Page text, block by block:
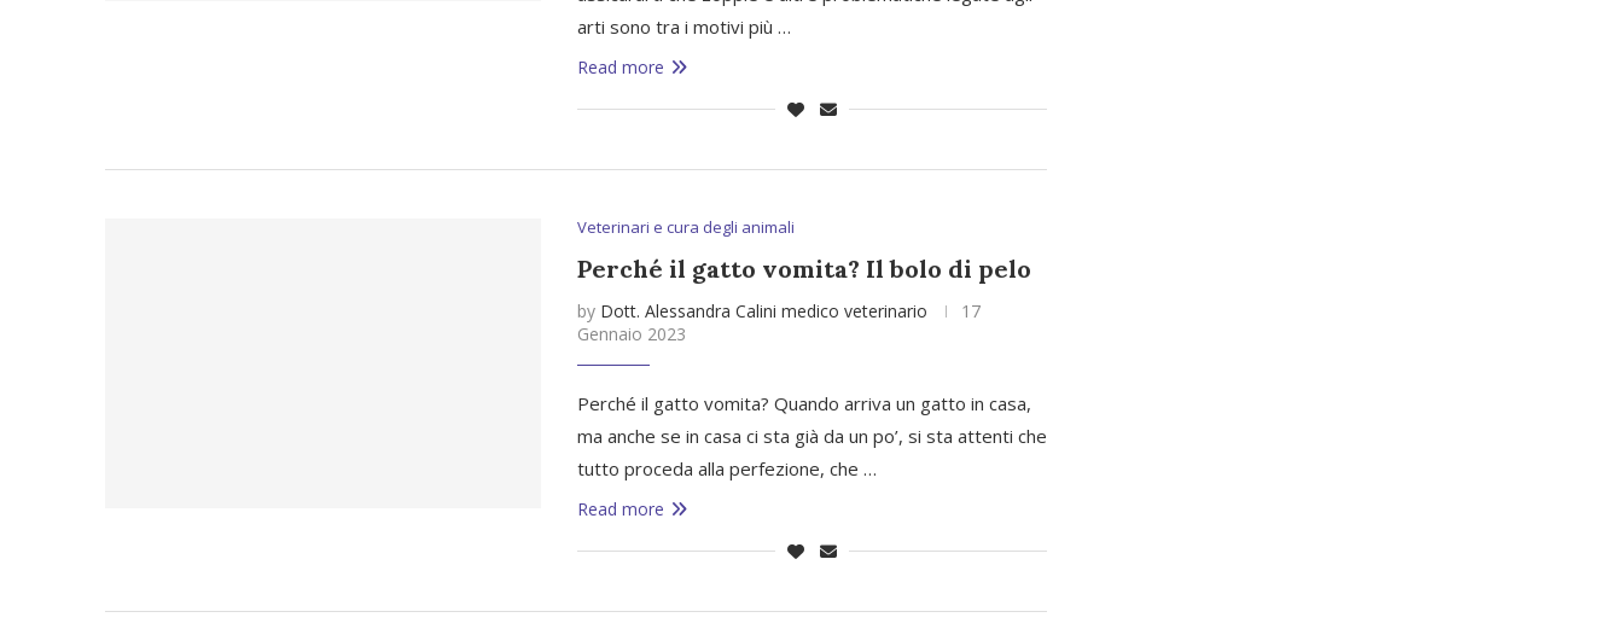
arti sono tra i motivi più …
Read more
Veterinari e cura degli animali
Perché il gatto vomita? Il bolo di pelo
by Dott. Alessandra Calini medico veterinario
17
Gennaio 2023
Perché il gatto vomita? Quando arriva un gatto in casa,
ma anche se in casa ci sta già da un po’, si sta attenti che
tutto proceda alla perfezione, che …
Read more